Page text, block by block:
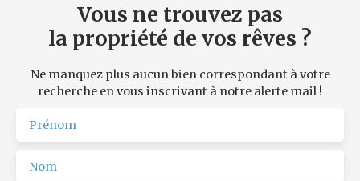
Vous ne trouvez pas
la propriété de vos rêves ?
Ne manquez plus aucun bien correspondant à votre
recherche en vous inscrivant à notre alerte mail !
Prénom
Nom